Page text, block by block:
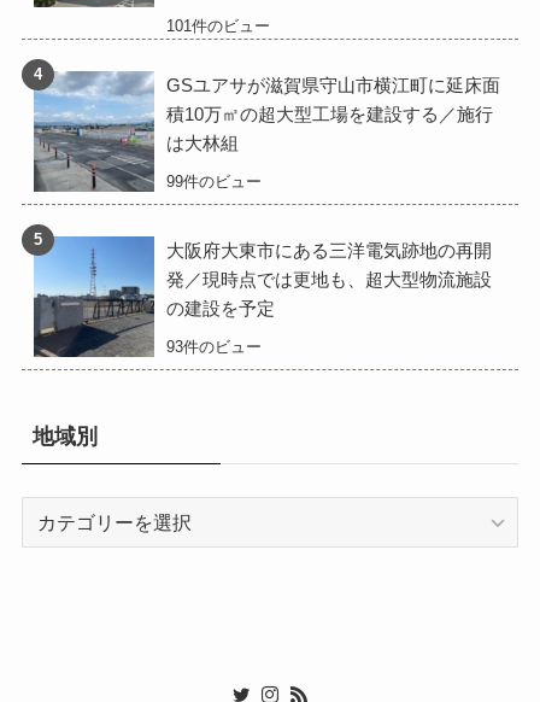
101件のビュー
GSユアサが滋賀県守山市横江町に延床面
積10万㎡の超大型工場を建設する／施行
は大林組
99件のビュー
大阪府大東市にある三洋電気跡地の再開
発／現時点では更地も、超大型物流施設
の建設を予定
93件のビュー
地域別